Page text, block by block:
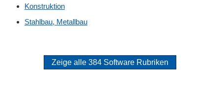
Konstruktion
Stahlbau, Metallbau
Zeige alle 384 Software Rubriken